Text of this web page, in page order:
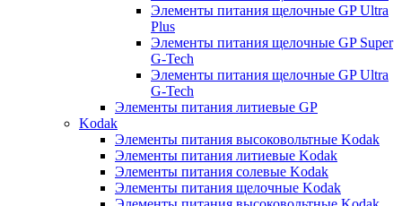
Элементы питания щелочные GP Ultra
Plus
Элементы питания щелочные GP Super
G-Tech
Элементы питания щелочные GP Ultra
G-Tech
Элементы питания литиевые GP
Kodak
Элементы питания высоковольтные Kodak
Элементы питания литиевые Kodak
Элементы питания солевые Kodak
Элементы питания щелочные Kodak